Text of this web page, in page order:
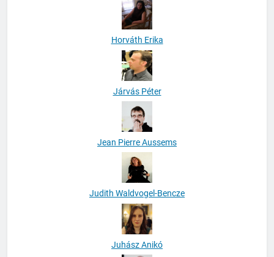
Horváth Erika
Járvás Péter
Jean Pierre Aussems
Judith Waldvogel-Bencze
Juhász Anikó